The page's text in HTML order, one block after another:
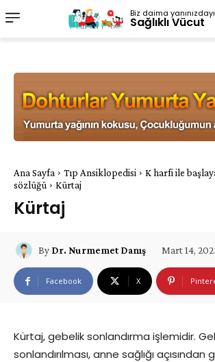
Biz daima
Sağlıklı Vücut
Ana Sayfa Tıp Ansiklopedisi
K harfi ile
sözlüğü
Kürtaj
Kürtaj
By Dr. Nurmemet Danış Mart 14,
Facebook X
Kürtaj, gebelik sonlandırma işlemidir.
sonlandırılması, anne sağlığı açısından